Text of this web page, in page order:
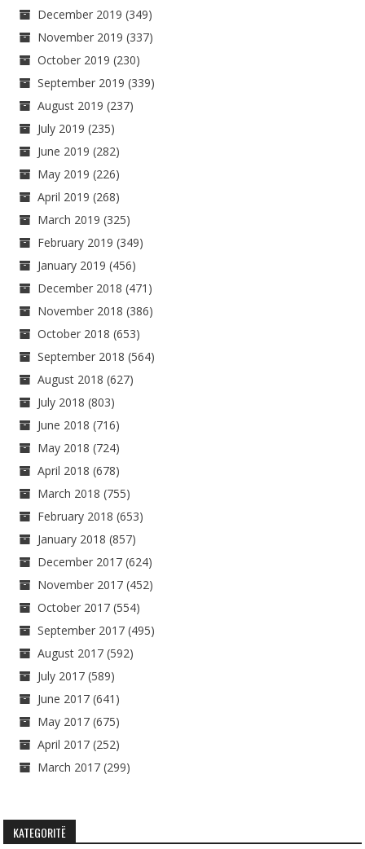
December 2019 (349)
November 2019 (337)
October 2019 (230)
September 2019 (339)
August 2019 (237)
July 2019 (235)
June 2019 (282)
May 2019 (226)
April 2019 (268)
March 2019 (325)
February 2019 (349)
January 2019 (456)
December 2018 (471)
November 2018 (386)
October 2018 (653)
September 2018 (564)
August 2018 (627)
July 2018 (803)
June 2018 (716)
May 2018 (724)
April 2018 (678)
March 2018 (755)
February 2018 (653)
January 2018 (857)
December 2017 (624)
November 2017 (452)
October 2017 (554)
September 2017 (495)
August 2017 (592)
July 2017 (589)
June 2017 (641)
May 2017 (675)
April 2017 (252)
March 2017 (299)
KATEGORITË